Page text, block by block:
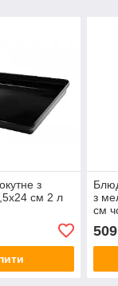
з
см 2 л
з
см